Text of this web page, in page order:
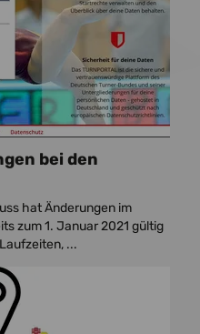
bei den
hat Änderungen im
zum 1. Januar 2021 gültig
...